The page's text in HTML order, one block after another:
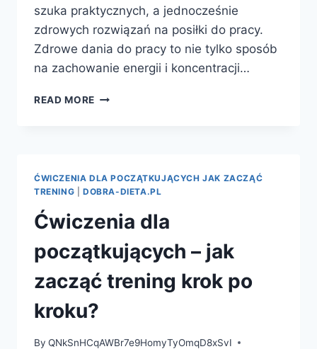
szuka praktycznych, a jednocześnie
zdrowych rozwiązań na posiłki do pracy.
Zdrowe dania do pracy to nie tylko sposób
na zachowanie energii i koncentracji…
READ MORE ZDROWE
KOMPONOWAĆ
I
POŻYWNE
POSIŁKI
NA
CAŁY
DZIEŃ?
ĆWICZENIA DLA POCZĄTKUJĄCYCH JAK ZACZĄĆ
TRENING
DOBRA-DIETA.PL
Ćwiczenia dla
początkujących – jak
zacząć trening krok po
kroku?
By QNkSnHCqAWBr7e9HomyTyOmqD8xSvI